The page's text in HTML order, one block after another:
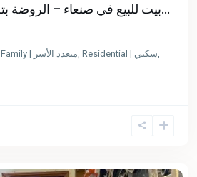
بيت للبيع في صنعاء – الروضة بتصميم مسلح وتشط...
Multi Family | متعدد الأسر Residential | سكني